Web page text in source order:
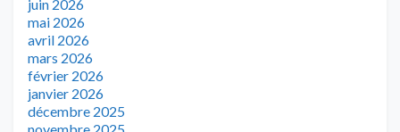
juin 2026
mai 2026
avril 2026
mars 2026
février 2026
janvier 2026
décembre 2025